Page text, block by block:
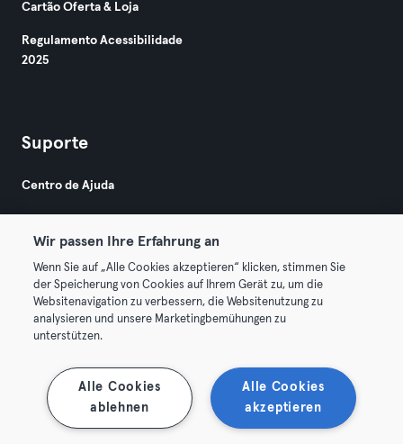
Cartão Oferta & Loja
Regulamento Acessibilidade
2025
Suporte
Centro de Ajuda
© 2026 Urban Sports Group GmbH. All rights reserved.
Termos & Condições
Rescindir contratos aqui Cancelar contratos aqui
Wir passen Ihre Erfahrung an
Wenn Sie auf „Alle Cookies akzeptieren“ klicken, stimmen Sie
der Speicherung von Cookies auf Ihrem Gerät zu, um die
Websitenavigation zu verbessern, die Websitenutzung zu
analysieren und unsere Marketingbemühungen zu
unterstützen.
Alle Cookies
akzeptieren
Alle Cookies
ablehnen